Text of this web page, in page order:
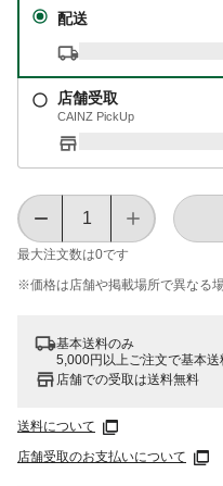
配送
店舗受取
CAINZ PickUp
最大注文数は0です
※価格は​店舗や​掲載場所で​異なる​場
基本送料のみ
5,000円以上ご注文で基本送
店舗での受取は送料無料
送料について
店舗受取のお支払いについて